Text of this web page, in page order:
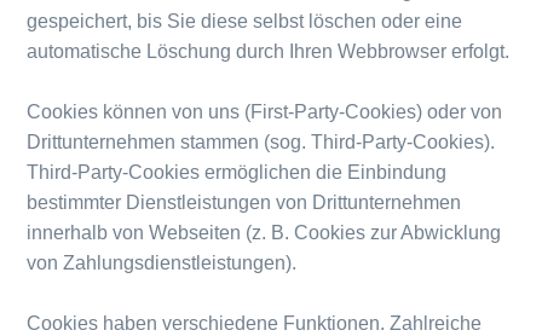
gespeichert, bis Sie diese selbst löschen oder eine
automatische Löschung durch Ihren Webbrowser erfolgt.
Cookies können von uns (First-Party-Cookies) oder von
Drittunternehmen stammen (sog. Third-Party-Cookies).
Third-Party-Cookies ermöglichen die Einbindung
bestimmter Dienstleistungen von Drittunternehmen
innerhalb von Webseiten (z. B. Cookies zur Abwicklung
von Zahlungsdienstleistungen).
Cookies haben verschiedene Funktionen. Zahlreiche